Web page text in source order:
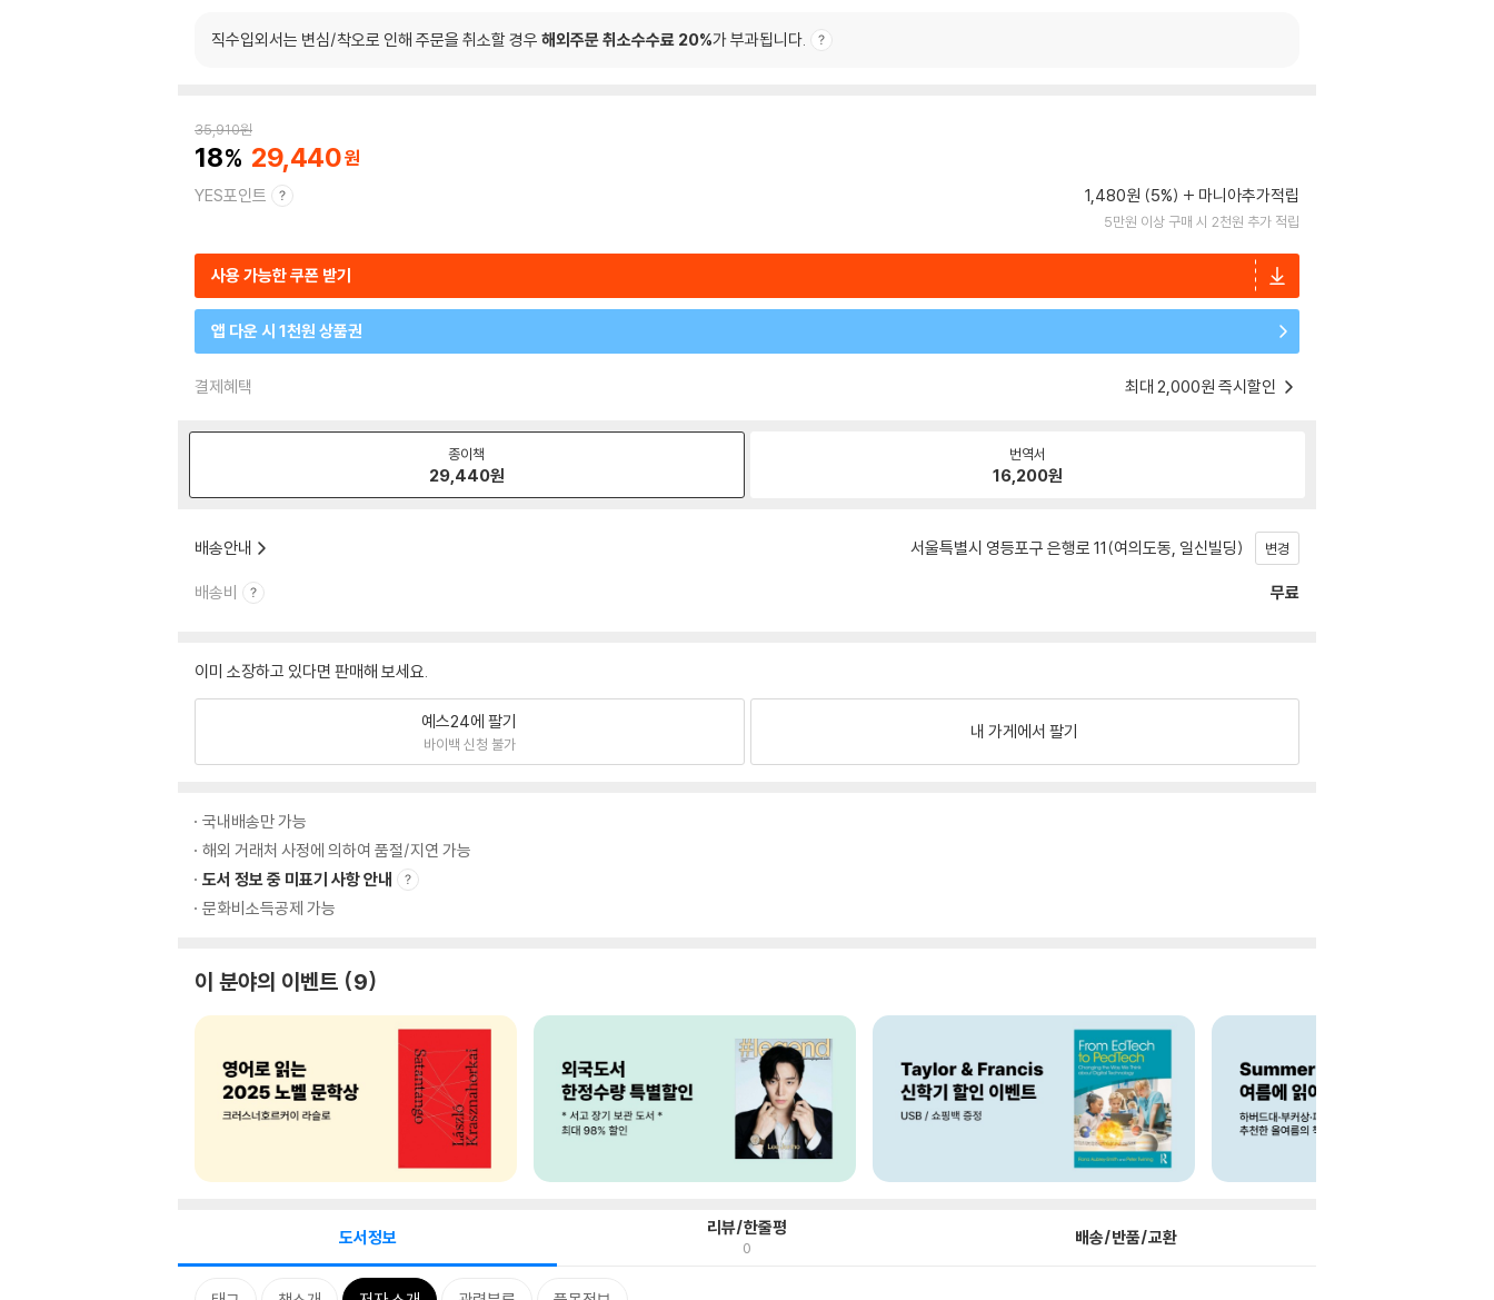
직수입외서는 변심/착오로 인해 주문을 취소할 경우 해외주문 취소수수료 20%가 부과됩니다.
35,910원
18 29,440
YES포인트 1,480원 (5%) 마니아추가적립
5만원 이상 구매 시 2천원 추가 적립
사용 가능한 쿠폰 받기
앱 다운 시 1천원 상품권
결제혜택 최대 2,000원 즉시할인
종이책
29,440원
번역서
16,200원
배송안내 서울특별시 영등포구 은행로 11(여의도동, 일신빌딩) 변경
배송비 무료
이미 소장하고 있다면 판매해 보세요.
예스24에 팔기
바이백 신청 불가
내 가게에서 팔기
국내배송만 가능
해외 거래처 사정에 의하여 품절/지연 가능
도서 정보 중 미표기 사항 안내
문화비소득공제 가능
이 분야의 이벤트 9
도서정보 리뷰/한줄평
0 배송/반품/교환